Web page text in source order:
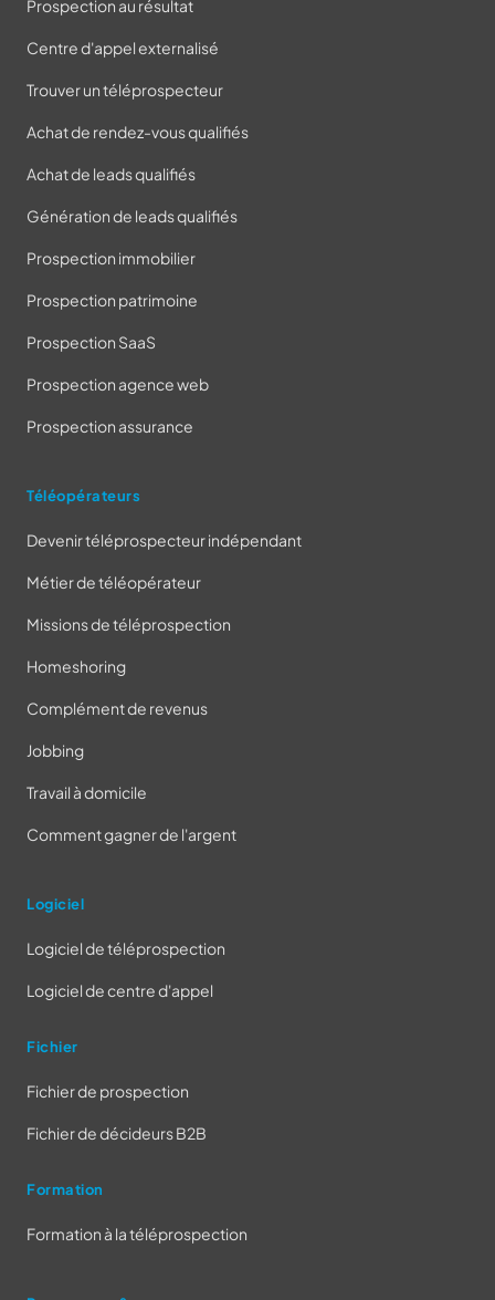
Prospection au résultat
Centre d'appel externalisé
Trouver un téléprospecteur
Achat de rendez-vous qualifiés
Achat de leads qualifiés
Génération de leads qualifiés
Prospection immobilier
Prospection patrimoine
Prospection SaaS
Prospection agence web
Prospection assurance
Téléopérateurs
Devenir téléprospecteur indépendant
Métier de téléopérateur
Missions de téléprospection
Homeshoring
Complément de revenus
Jobbing
Travail à domicile
Comment gagner de l'argent
Logiciel
Logiciel de téléprospection
Logiciel de centre d'appel
Fichier
Fichier de prospection
Fichier de décideurs B2B
Formation
Formation à la téléprospection